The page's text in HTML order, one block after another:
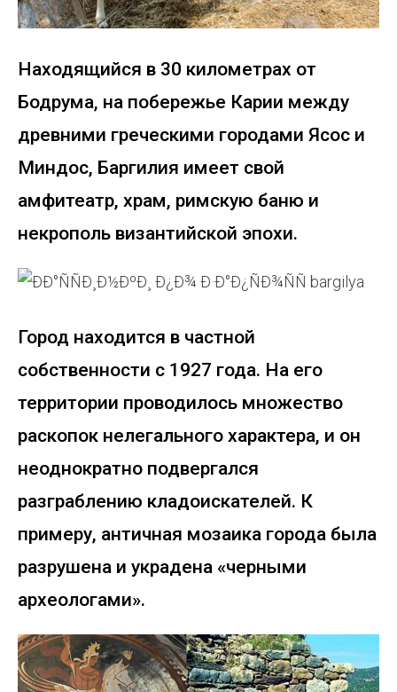
Находящийся в 30 километрах от
Бодрума, на побережье Карии между
древними греческими городами Ясос и
Миндос, Баргилия имеет свой
амфитеатр, храм, римскую баню и
некрополь византийской эпохи.
Город находится в частной
собственности с 1927 года. На его
территории проводилось множество
раскопок нелегального характера, и он
неоднократно подвергался
разграблению кладоискателей. К
примеру, античная мозаика города была
разрушена и украдена «черными
археологами».